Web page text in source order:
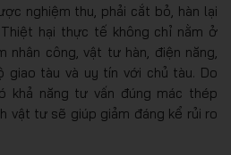
nghiệm thu, phải cắt bỏ, hàn lại
hại thực tế không chỉ nằm ở
công, vật tư hàn, điện năng,
giao tàu và uy tín với chủ tàu. Do
khả năng tư vấn đúng mác thép
vật tư sẽ giúp giảm đáng kể rủi ro